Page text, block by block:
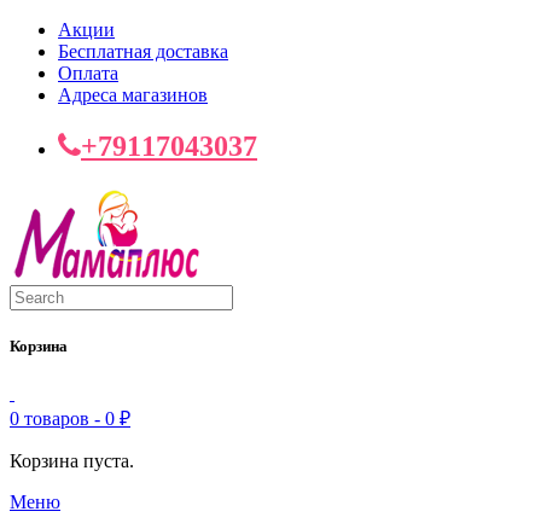
Акции
Бесплатная доставка
Оплата
Адреса магазинов
+79117043037
Корзина
0 товаров - 0 ₽
Корзина пуста.
Меню